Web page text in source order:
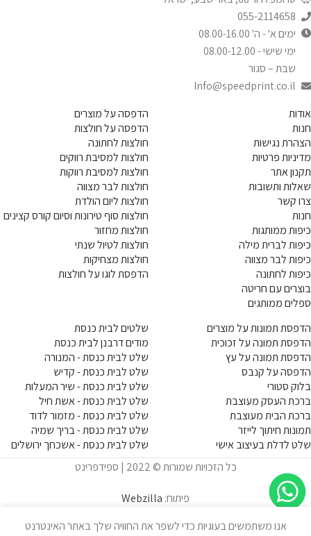
055-2114658
ימים א' - ה' 08.00-16.00
ימי שישי - 08.00-12.00
שבת – סגור
Info@speedprint.co.il
אודות
חנות
הצהרת נגישות
מדיניות פרטיות
תקנון אתר
שאלות ותשובות
צרו קשר
חנות
כיפות ממותגות
כיפות לברית מילה
כיפות לבר מצווה
כיפות לחתונה
בוצרים עם חריטה
ספלים ממותגים
הדפסה על מוצרים
הדפסה על חולצות
חולצות לחתונה
חולצות למסיבת רווקים
חולצות למסיבת רווקות
חולצות לבר מצווה
חולצות ליום הולדת
חולצות סוף טירונות וסיום קורס קצינים
חולצות מחזור
חולצות לטיול שנתי
חולצות מצחיקות
הדפסת לוגו על חולצות
הדפסת תמונות על מוצרים
הדפסת תמונה על זכוכית
הדפסת תמונה על עץ
הדפסה על קנבס
בלוק סטורי
ברכת העסק מעוצבת
ברכת הבית מעוצבת
תמונות חיתוך לייזר
שלט לדלת בעיצוב אישי
שלטים לבית כנסת
מודים דרבנן לבית כנסת
שלט לבית כנסת - המנורה
שלט לבית כנסת - קדיש
שלט לבית כנסת - שיר המעלות
שלט לבית כנסת - אשת חיל
שלט לבית כנסת - מזמור לדוד
שלט לבית כנסת - בריך שמיה
שלט לבית כנסת - אשכחך ירושלים
כל הזכויות שמורות © 2022 | ספידפרינט
פיתוח: Webzilla
אנו משתמשים בעוגיות כדי לשפר את החוויה שלך באתר האינטרנט